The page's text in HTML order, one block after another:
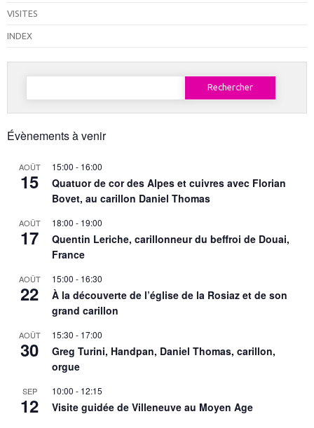
VISITES
INDEX
Rechercher :
Évènements à venir
AOÛT
15
15:00 - 16:00
Quatuor de cor des Alpes et cuivres avec Florian
Bovet, au carillon Daniel Thomas
AOÛT
17
18:00 - 19:00
Quentin Leriche, carillonneur du beffroi de Douai,
France
AOÛT
22
15:00 - 16:30
À la découverte de l’église de la Rosiaz et de son
grand carillon
AOÛT
30
15:30 - 17:00
Greg Turini, Handpan, Daniel Thomas, carillon,
orgue
SEP
12
10:00 - 12:15
Visite guidée de Villeneuve au Moyen Age